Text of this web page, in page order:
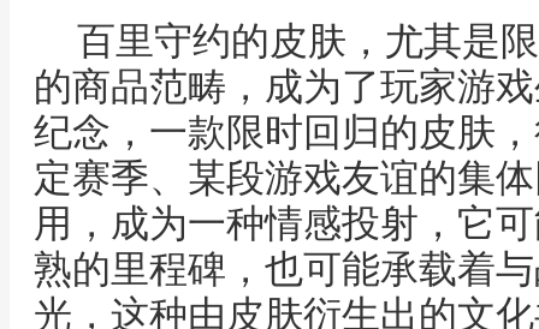
百里守约的皮肤，尤其是
的商品范畴，成为了玩家游
纪念，一款限时回归的皮肤
定赛季、某段游戏友谊的集
用，成为一种情感投射，它
熟的里程碑，也可能承载着
光，这种由皮肤衍生出的文